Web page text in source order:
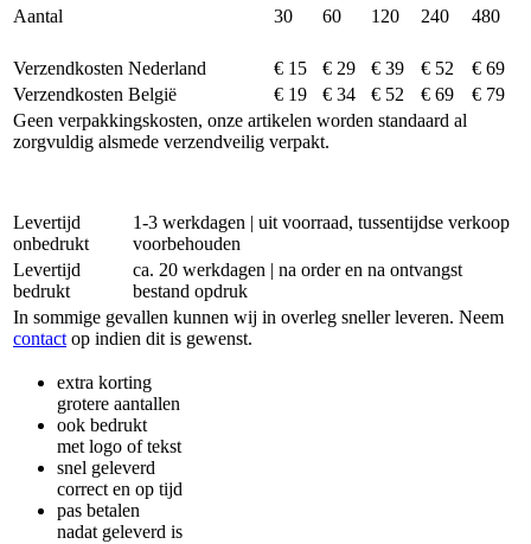
Aantal
30 60 120 240 480
Verzendkosten Nederland € 15 € 29 € 39 € 52
€ 69
Verzendkosten België
€ 19 € 34 € 52 € 69
€ 79
Geen verpakkingskosten, onze artikelen worden standaard al
zorgvuldig alsmede verzendveilig verpakt.
Levertijd
onbedrukt
1-3 werkdagen | uit voorraad, tussentijdse verkoop
voorbehouden
Levertijd
bedrukt
ca. 20 werkdagen | na order en na ontvangst
bestand opdruk
In sommige gevallen kunnen wij in overleg sneller leveren. Neem
contact op indien dit is gewenst.
extra korting
grotere aantallen
ook bedrukt
met logo of tekst
snel geleverd
correct en op tijd
pas betalen
nadat geleverd is